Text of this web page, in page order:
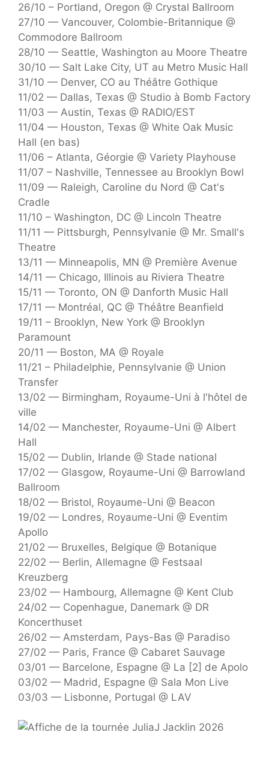
26/10 – Portland, Oregon @ Crystal Ballroom
27/10 — Vancouver, Colombie-Britannique @
Commodore Ballroom
28/10 — Seattle, Washington au Moore Theatre
30/10 — Salt Lake City, UT au Metro Music Hall
31/10 — Denver, CO au Théâtre Gothique
11/02 — Dallas, Texas @ Studio à Bomb Factory
11/03 — Austin, Texas @ RADIO/EST
11/04 — Houston, Texas @ White Oak Music
Hall (en bas)
11/06 – Atlanta, Géorgie @ Variety Playhouse
11/07 – Nashville, Tennessee au Brooklyn Bowl
11/09 — Raleigh, Caroline du Nord @ Cat's
Cradle
11/10 – Washington, DC @ Lincoln Theatre
11/11 — Pittsburgh, Pennsylvanie @ Mr. Small's
Theatre
13/11 — Minneapolis, MN @ Première Avenue
14/11 — Chicago, Illinois au Riviera Theatre
15/11 — Toronto, ON @ Danforth Music Hall
17/11 — Montréal, QC @ Théâtre Beanfield
19/11 – Brooklyn, New York @ Brooklyn
Paramount
20/11 — Boston, MA @ Royale
11/21 – Philadelphie, Pennsylvanie @ Union
Transfer
13/02 — Birmingham, Royaume-Uni à l'hôtel de
ville
14/02 — Manchester, Royaume-Uni @ Albert
Hall
15/02 — Dublin, Irlande @ Stade national
17/02 — Glasgow, Royaume-Uni @ Barrowland
Ballroom
18/02 — Bristol, Royaume-Uni @ Beacon
19/02 — Londres, Royaume-Uni @ Eventim
Apollo
21/02 — Bruxelles, Belgique @ Botanique
22/02 — Berlin, Allemagne @ Festsaal
Kreuzberg
23/02 — Hambourg, Allemagne @ Kent Club
24/02 — Copenhague, Danemark @ DR
Koncerthuset
26/02 — Amsterdam, Pays-Bas @ Paradiso
27/02 — Paris, France @ Cabaret Sauvage
03/01 — Barcelone, Espagne @ La [2] de Apolo
03/02 — Madrid, Espagne @ Sala Mon Live
03/03 — Lisbonne, Portugal @ LAV